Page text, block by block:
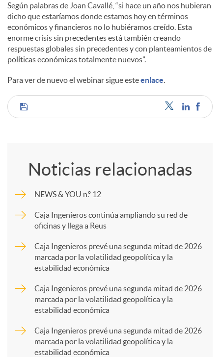
Según palabras de Joan Cavallé, “si hace un año nos hubieran
dicho que estaríamos donde estamos hoy en términos
económicos y financieros no lo hubiéramos creído. Esta
enorme crisis sin precedentes está también creando
respuestas globales sin precedentes y con planteamientos de
políticas económicas totalmente nuevos”.
Para ver de nuevo el webinar sigue esteenlace.
C
p
a
Noticias relacionadas
NEWS & YOU n.º 12
Caja Ingenieros continúa ampliando su red de
oficinas y llega a Reus
Caja Ingenieros prevé una segunda mitad de 2026
marcada por la volatilidad geopolítica y la
estabilidad económica
Caja Ingenieros prevé una segunda mitad de 2026
marcada por la volatilidad geopolítica y la
estabilidad económica
Caja Ingenieros prevé una segunda mitad de 2026
marcada por la volatilidad geopolítica y la
estabilidad económica